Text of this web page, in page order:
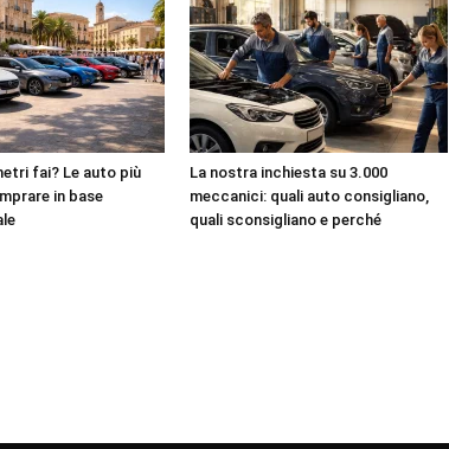
fai? Le auto più
in base
La nostra inchiesta su 3.000
meccanici: quali auto consigliano,
quali sconsigliano e perché